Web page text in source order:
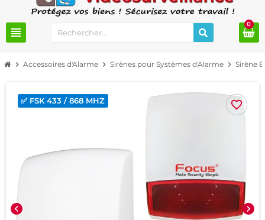
view_headline
0
chevron_right Accessoires d'Alarme chevron_right Sirènes pour Systèmes d'Alarme chevron_right Sirène
favorite_border
chevron_left chevron_right
✅ FSK 433 / 868 MHZ